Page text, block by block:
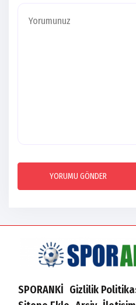
YORUMU GÖNDER
SPORANKİ Gizlilik